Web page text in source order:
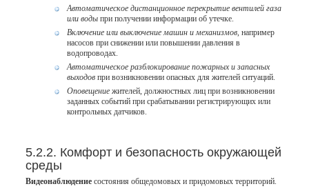
Автоматическое дистанционное перекрытие вентилей газа
или воды при получении информации об утечке.
Включение или выключение машин и механизмов, например
насосов при снижении или повышении давления в
водопроводах.
Автоматическое разблокирование пожарных и запасных
выходов при возникновении опасных для жителей ситуаций.
Оповещение жителей, должностных лиц при возникновении
заданных событий при срабатывании регистрирующих или
контрольных датчиков.
5.2.2. Комфорт и безопасность окружающей
среды
Видеонаблюдение состояния общедомовых и придомовых территорий.